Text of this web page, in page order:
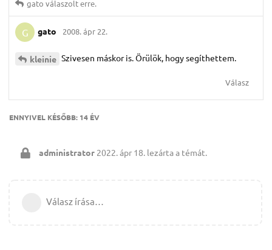
gato válaszolt erre.
G gato 2008. ápr 22.
kleinie Szivesen máskor is. Örülök, hogy segíthettem.
Válasz
ENNYIVEL KÉSŐBB: 14 ÉV
administrator 2022. ápr 18. lezárta a témát.
Válasz írása…